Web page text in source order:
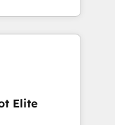
successful
enterprise
connected
revenue
CRM and data
Elite